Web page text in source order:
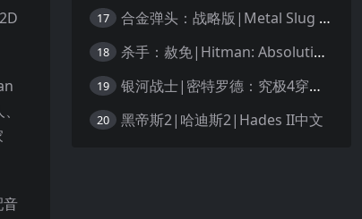
音
17 合金弹头：战略版|Metal Slug Tactics中文
18 杀手：赦免|Hitman: Absolution汉化
19 银河战士|密特罗德：究极4穿越未知|Metroid Prime 4: Beyond中文
20 黑帝斯2|哈迪斯2|Hades II中文